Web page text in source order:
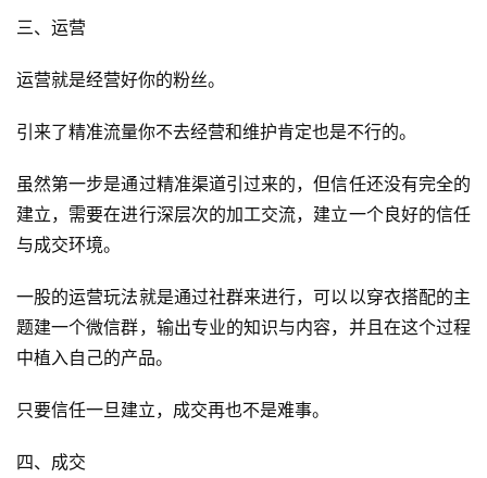
三、运营
运营就是经营好你的粉丝。
引来了精准流量你不去经营和维护肯定也是不行的。
虽然第一步是通过精准渠道引过来的，但信任还没有完全的
建立，需要在进行深层次的加工交流，建立一个良好的信任
与成交环境。
一股的运营玩法就是通过社群来进行，可以以穿衣搭配的主
题建一个微信群，输出专业的知识与内容，并且在这个过程
中植入自己的产品。
只要信任一旦建立，成交再也不是难事。
四、成交